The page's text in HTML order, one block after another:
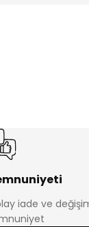
iade ve